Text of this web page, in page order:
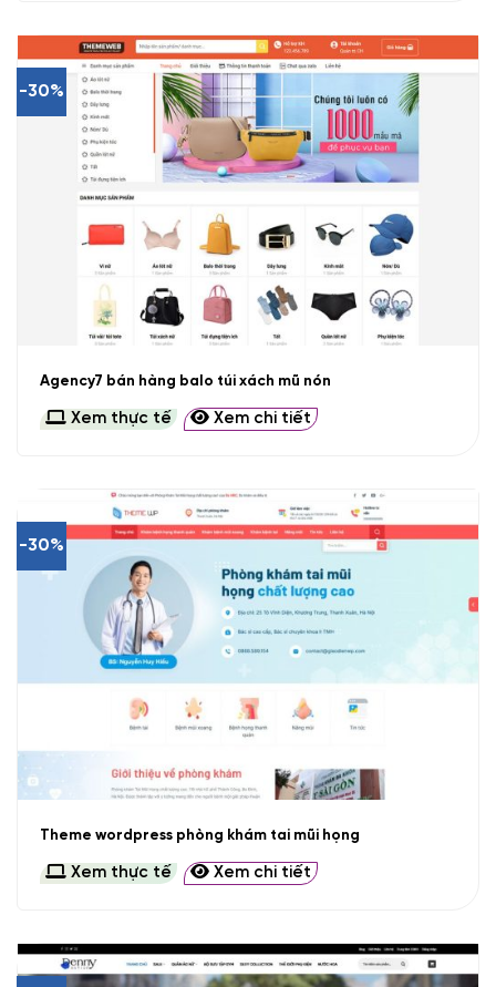
-30%
Agency7 bán hàng balo túi xách mũ nón
Xem thực tế Xem chi tiết
-30%
Theme wordpress phòng khám tai mũi họng
Xem thực tế Xem chi tiết